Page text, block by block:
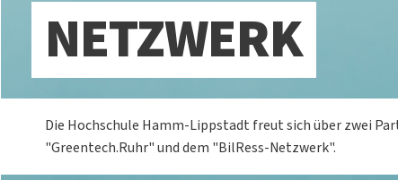
NETZWERK
Die Hochschule Hamm-Lippstadt freut sich über zwei
"Greentech.Ruhr" und dem "BilRess-Netzwerk".